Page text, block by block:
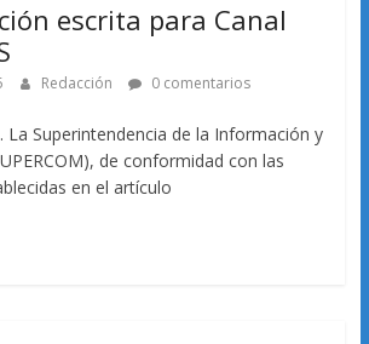
escrita para Canal
Redacción 0 comentarios
La Superintendencia de la Información y
de conformidad con las
en el artículo